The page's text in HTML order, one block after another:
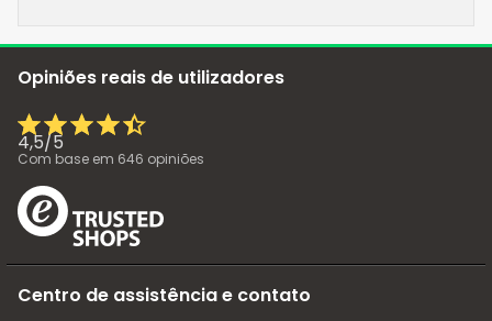
Opiniões reais de utilizadores
4,5/5
Com base em 646 opiniões
Centro de assistência e contato